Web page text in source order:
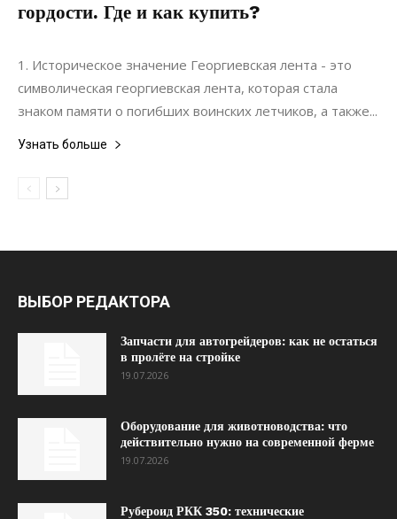
гордости. Где и как купить?
21.03.2022
1. Историческое значение Георгиевская лента - это
символическая георгиевская лента, которая стала
знаком памяти о погибших воинских летчиков, а также...
Узнать больше
ВЫБОР РЕДАКТОРА
Запчасти для автогрейдеров: как не остаться
в пролёте на стройке
19.07.2026
Оборудование для животноводства: что
действительно нужно на современной ферме
19.07.2026
Рубероид РКК 350: технические